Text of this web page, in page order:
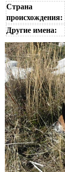
Страна
происхождения:
Другие имена: